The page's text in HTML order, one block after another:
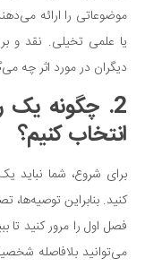
موضوعاتی را ارائه
یا علمی تخیلی. نقد و
دیگران در مورد اثر چه
2. چگونه یک
انتخاب کنیم؟
برای شروع، شما
کنید. بنابراین توصیه‌ها،
فصل اول را مرور کنید تا
می‌توانید بلافاصله